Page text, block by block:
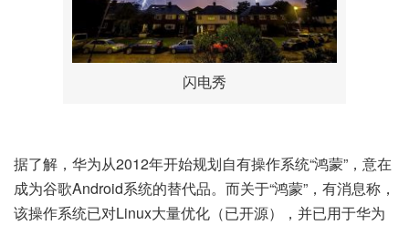
闪电秀
据了解，华为从2012年开始规划自有操作系统“鸿蒙”，意在
成为谷歌Android系统的替代品。而关于“鸿蒙”，有消息称，
该操作系统已对Linux大量优化（已开源），并已用于华为